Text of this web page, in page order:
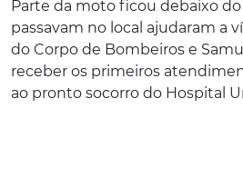
Parte da moto ficou debaixo
passavam no local ajudaram a
do Corpo de Bombeiros e
receber os primeiros
ao pronto socorro do Hospital